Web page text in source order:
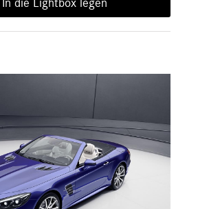
In die Lightbox legen